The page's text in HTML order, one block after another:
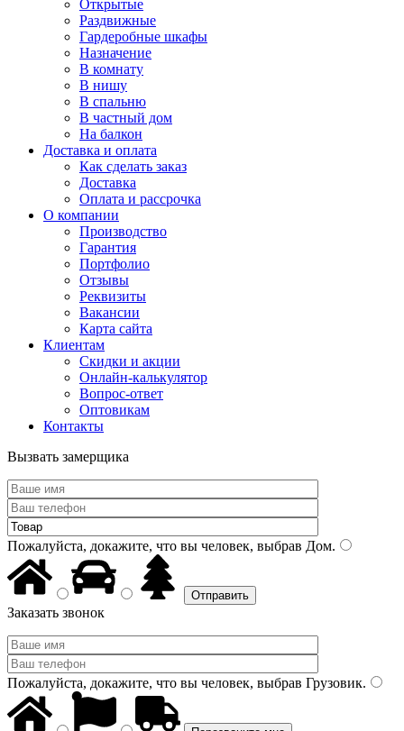
Открытые
Раздвижные
Гардеробные шкафы
Назначение
В комнату
В нишу
В спальню
В частный дом
На балкон
Доставка и оплата
Как сделать заказ
Доставка
Оплата и рассрочка
О компании
Производство
Гарантия
Портфолио
Отзывы
Реквизиты
Вакансии
Карта сайта
Клиентам
Скидки и акции
Онлайн-калькулятор
Вопрос-ответ
Оптовикам
Контакты
Вызвать замерщика
Пожалуйста, докажите, что вы человек, выбрав Дом.
Заказать звонок
Пожалуйста, докажите, что вы человек, выбрав Грузовик.